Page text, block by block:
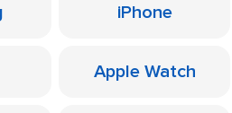
iPhone
Apple Watch